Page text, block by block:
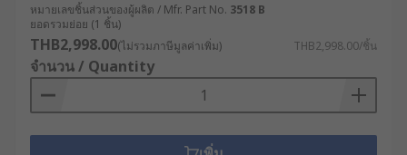
หมายเลขชิ้นส่วนของผู้ผลิต / Mfr. Part No. 3518 B
ยอดรวมย่อย (1 ชิ้น)
THB2,998.00(ไม่รวมภาษีมูลค่าเพิ่ม) THB2,998.00/ชิ้น
จำนวน / Quantity